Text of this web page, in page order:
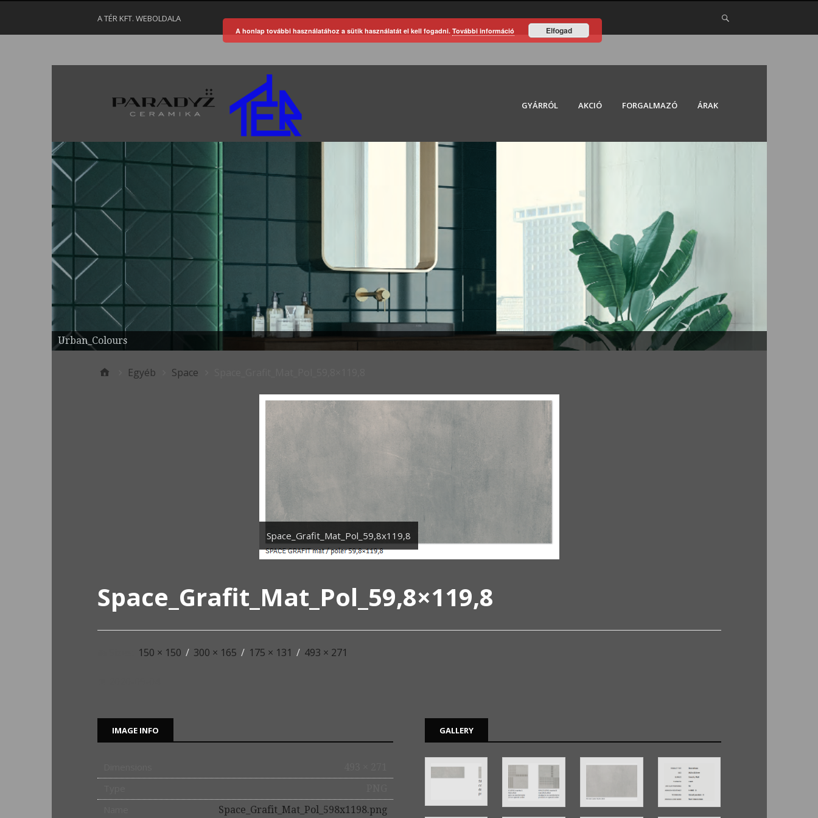
A TÉR KFT. WEBOLDALA
GYÁRRÓL AKCIÓ FORGALMAZÓ ÁRAK
Urban_Colours
Egyéb Space
Space_Grafit_Mat_Pol_59,8x119,8
Space_Grafit_Mat_Pol_59,8×119,8
150 × 150 / 300 × 165 / 175 × 131 / 493 × 271
IMAGE INFO
Space_Grafit_Mat_Pol_598x1198.png
GALLERY
A honlap további használatához a sütik használatát el kell fogadni. További információ Elfogad